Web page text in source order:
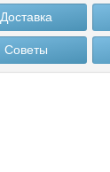
Доставка
Советы